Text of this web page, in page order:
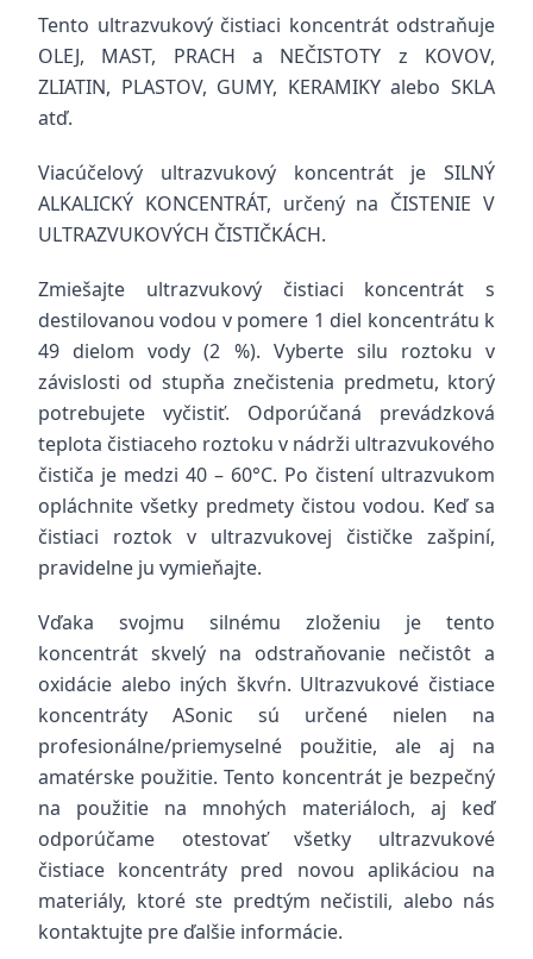
Tento ultrazvukový čistiaci koncentrát odstraňuje
OLEJ, MAST, PRACH a NEČISTOTY z KOVOV,
ZLIATIN, PLASTOV, GUMY, KERAMIKY alebo SKLA
atď.
Viacúčelový ultrazvukový koncentrát je SILNÝ
ALKALICKÝ KONCENTRÁT, určený na ČISTENIE V
ULTRAZVUKOVÝCH ČISTIČKÁCH.
Zmiešajte ultrazvukový čistiaci koncentrát s
destilovanou vodou v pomere 1 diel koncentrátu k
49 dielom vody (2 %). Vyberte silu roztoku v
závislosti od stupňa znečistenia predmetu, ktorý
potrebujete vyčistiť. Odporúčaná prevádzková
teplota čistiaceho roztoku v nádrži ultrazvukového
čističa je medzi 40 – 60°C. Po čistení ultrazvukom
opláchnite všetky predmety čistou vodou. Keď sa
čistiaci roztok v ultrazvukovej čističke zašpiní,
pravidelne ju vymieňajte.
Vďaka svojmu silnému zloženiu je tento
koncentrát skvelý na odstraňovanie nečistôt a
oxidácie alebo iných škvŕn. Ultrazvukové čistiace
koncentráty ASonic sú určené nielen na
profesionálne/priemyselné použitie, ale aj na
amatérske použitie. Tento koncentrát je bezpečný
na použitie na mnohých materiáloch, aj keď
odporúčame otestovať všetky ultrazvukové
čistiace koncentráty pred novou aplikáciou na
materiály, ktoré ste predtým nečistili, alebo nás
kontaktujte pre ďalšie informácie.